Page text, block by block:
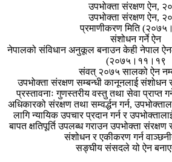
उपभोक्ता संरक्षण ऐन,
उपभोक्ता संरक्षण ऐन,
प्रमाणीकरण मिति
संशोधन गर्ने ऐन
नेपालको संविधान अनुकूल बनाउन केही नेपाल
(२०७५।११।१९
संवत् २०७५ सालको ऐन
उपभोक्ता संरक्षण सम्बन्धी कानूनलाई संशोधन
प्रस्तावनाः गुणस्तरीय वस्तु तथा सेवा प्राप्त
अधिकारको संरक्षण तथा सम्वर्द्धन गर्न,
लागि न्यायिक उपचार प्रदान गर्न र
बापत क्षतिपूर्ति उपलब्ध गराउन उपभोक्ता
संशोधन र एकीकरण गर्न
सङ्घीय संसदले यो ऐन